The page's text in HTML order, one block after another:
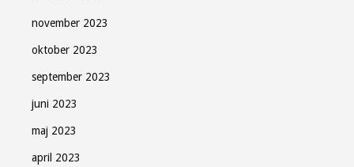
november 2023
oktober 2023
september 2023
juni 2023
maj 2023
april 2023